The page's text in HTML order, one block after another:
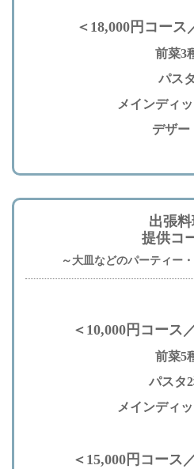
＜18,000円コース
前菜3
パスタ
メインディ
デザー
出張料
提供コ
～大皿などのパーティー
＜10,000円コース
前菜5
パスタ
メインディ
＜15,000円コース